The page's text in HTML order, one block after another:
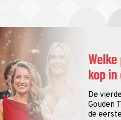
kop
De
Gouden
de